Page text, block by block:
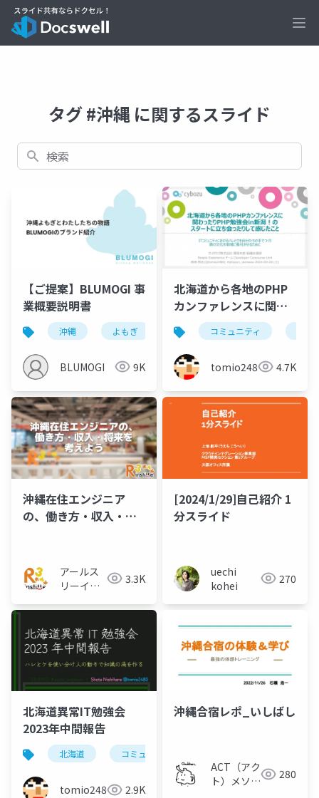
タグ #沖縄 に関するスライド
検索
【ご提案】BLUMOGI 事
業概要説明書
沖縄 よもぎ 健康 サステナブル
BLUMOGI 9K
北海道から各地のPHP
カンファレンスに関わ
ったりPHP勉強会in新
潟！のスタートに立ち
会ったりして感じたこ
と
コミュニティ
tomio2480 4.7K
沖縄在住エンジニア
の、働き方・収入・将
アールス
リーイン
ュート
3.3K
[2024/1/29]自己紹介 1
分スライド
uechi
kohei
270
北海道異常IT勉強会
2023年中間報告
北海道 コミュニティ
tomio2480 2.9K
沖縄合宿レポ_いしばし
ACT（アク
ト）メソッ
280